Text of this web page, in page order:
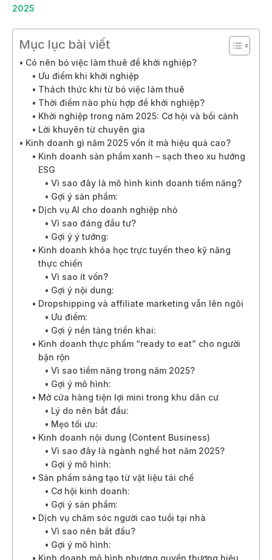
2025
Mục lục bài viết
Có nên bỏ việc làm thuê để khởi nghiệp?
Ưu điểm khi khởi nghiệp
Thách thức khi từ bỏ việc làm thuê
Thời điểm nào phù hợp để khởi nghiệp?
Khởi nghiệp trong năm 2025: Cơ hội và bối cảnh
Lời khuyên từ chuyên gia
Kinh doanh gì năm 2025 vốn ít mà hiệu quả cao?
Kinh doanh sản phẩm xanh – sạch theo xu hướng
ESG
Vì sao đây là mô hình kinh doanh tiềm năng?
Gợi ý sản phẩm:
Dịch vụ AI cho doanh nghiệp nhỏ
Vì sao đáng đầu tư?
Gợi ý ý tưởng:
Kinh doanh khóa học trực tuyến theo kỹ năng
thực chiến
Vì sao ít vốn?
Gợi ý nội dung:
Dropshipping và affiliate marketing vẫn lên ngôi
Ưu điểm:
Gợi ý nền tảng triển khai:
Kinh doanh thực phẩm “ready to eat” cho người
bận rộn
Vì sao tiềm năng trong năm 2025?
Gợi ý mô hình:
Mở cửa hàng tiện lợi mini trong khu dân cư
Lý do nên bắt đầu:
Mẹo tối ưu:
Kinh doanh nội dung (Content Business)
Vì sao đây là ngành nghề hot năm 2025?
Gợi ý mô hình:
Sản phẩm sáng tạo từ vật liệu tái chế
Cơ hội kinh doanh:
Gợi ý sản phẩm:
Dịch vụ chăm sóc người cao tuổi tại nhà
Vì sao nên bắt đầu?
Gợi ý mô hình: